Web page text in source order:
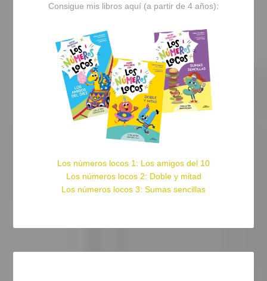
Consigue mis libros aquí (a partir de 4 años):
Los números locos 1: Los amigos del 10
Los números locos 2: Doble y mitad
Los números locos 3: Sumas sencillas